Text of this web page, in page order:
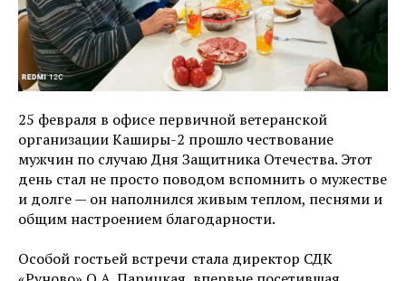
25 февраля в офисе первичной ветеранской
организации Каширы-2 прошло чествование
мужчин по случаю Дня Защитника Отечества. Этот
день стал не просто поводом вспомнить о мужестве
и долге — он наполнился живым теплом, песнями и
общим настроением благодарности.
Особой гостьей встречи стала директор СДК